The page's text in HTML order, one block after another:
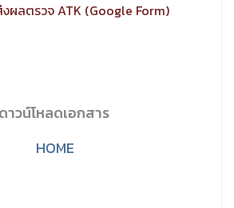
ผลตรวจ ATK (Google Form)
ดาวน์โหลดเอกสาร
HOME